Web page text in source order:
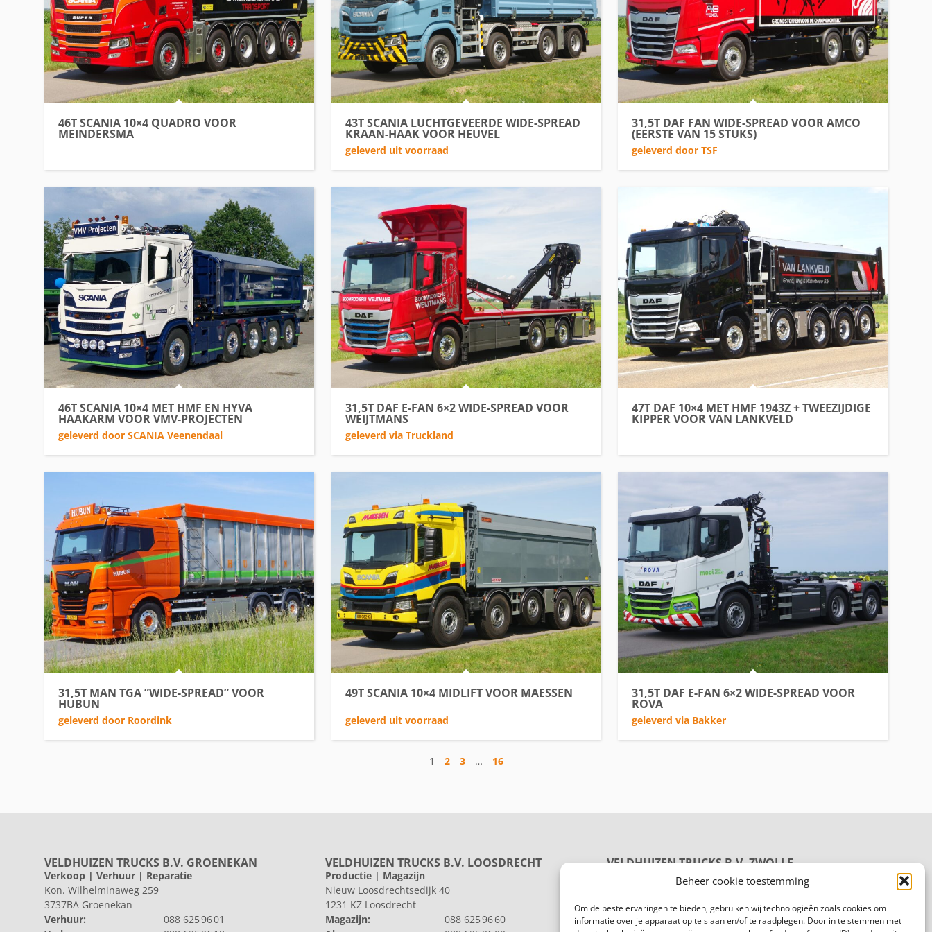
Beheer cookie toestemming
Om de beste ervaringen te bieden, gebruiken wij technologieën zoals cookies om
informatie over je apparaat op te slaan en/of te raadplegen. Door in te stemmen met
46T SCANIA 10×4 QUADRO VOOR
MEINDERSMA
43T SCANIA LUCHTGEVEERDE WIDE-SPREAD
KRAAN-HAAK VOOR HEUVEL
geleverd uit voorraad
31,5T DAF FAN WIDE-SPREAD VOOR AMCO
(EERSTE VAN 15 STUKS)
geleverd door TSF
46T SCANIA 10×4 MET HMF EN HYVA
HAAKARM VOOR VMV-PROJECTEN
geleverd door SCANIA Veenendaal
31,5T DAF E-FAN 6×2 WIDE-SPREAD VOOR
WEIJTMANS
geleverd via Truckland
47T DAF 10×4 MET HMF 1943Z + TWEEZIJDIGE
KIPPER VOOR VAN LANKVELD
31,5T MAN TGA ”WIDE-SPREAD” VOOR
HUBUN
geleverd door Roordink
49T SCANIA 10×4 MIDLIFT VOOR MAESSEN
geleverd uit voorraad
31,5T DAF E-FAN 6×2 WIDE-SPREAD VOOR
ROVA
geleverd via Bakker
1 2 3 … 16
VELDHUIZEN TRUCKS B.V. GROENEKAN
Verkoop | Verhuur | Reparatie
Kon. Wilhelminaweg 259
3737BA Groenekan
Verhuur:
088 625 96 01
VELDHUIZEN TRUCKS B.V. LOOSDRECHT
Productie | Magazijn
Nieuw Loosdrechtsedijk 40
1231 KZ Loosdrecht
Magazijn:
088 625 96 60
VELDHUIZEN TRUCKS B.V. ZWOLLE
8028 PL Zwolle
Algemeen:
088 625 96 00